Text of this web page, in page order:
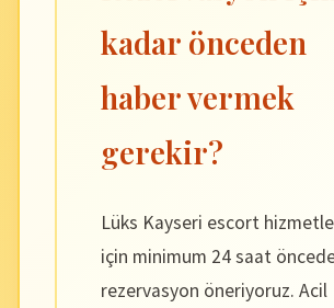
kadar önceden
haber vermek
gerekir?
Lüks Kayseri escort
için minimum 24 saat
rezervasyon öneriyoruz. Acil